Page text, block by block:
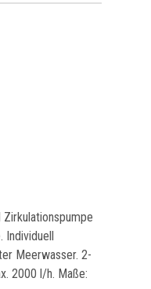
Meerwasser. 2-
2000 l/h. Maße: